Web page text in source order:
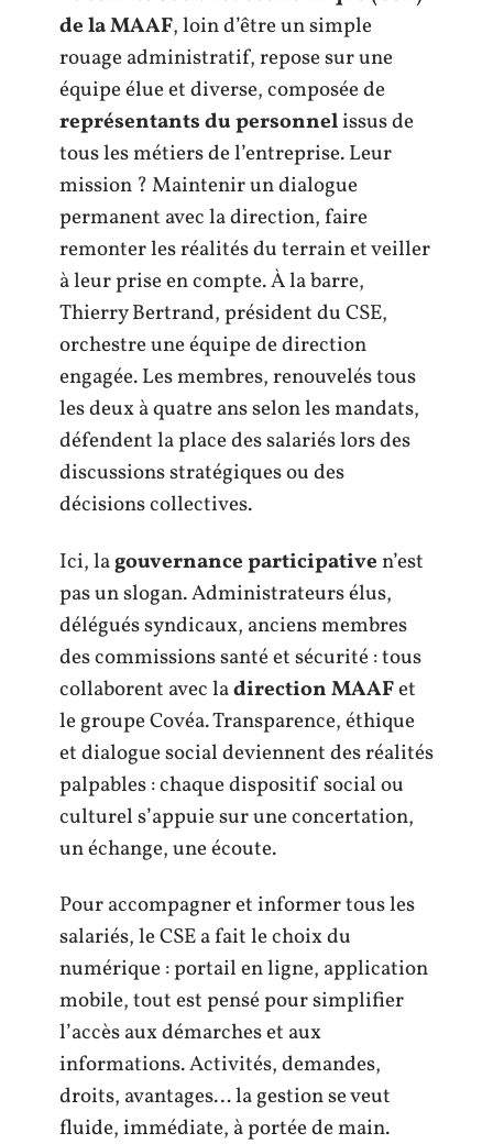
de la MAAF, loin d’être un simple
rouage administratif, repose sur une
équipe élue et diverse, composée de
représentants du personnelissus de
tous les métiers de l’entreprise. Leur
mission ? Maintenir un dialogue
permanent avec la direction, faire
remonter les réalités du terrain et veiller
à leur prise en compte. À la barre,
Thierry Bertrand, président du CSE,
orchestre une équipe de direction
engagée. Les membres, renouvelés tous
les deux à quatre ans selon les mandats,
défendent la place des salariés lors des
discussions stratégiques ou des
décisions collectives.
Ici, lagouvernance participativen’est
pas un slogan. Administrateurs élus,
délégués syndicaux, anciens membres
des commissions santé et sécurité : tous
collaborent avec ladirection MAAFet
le groupe Covéa. Transparence, éthique
et dialogue social deviennent des réalités
palpables : chaque dispositif social ou
culturel s’appuie sur une concertation,
un échange, une écoute.
Pour accompagner et informer tous les
salariés, le CSE a fait le choix du
numérique : portail en ligne, application
mobile, tout est pensé pour simplifier
l’accès aux démarches et aux
informations. Activités, demandes,
droits, avantages… la gestion se veut
fluide, immédiate, à portée de main.